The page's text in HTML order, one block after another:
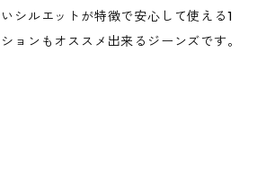
シルエットが特徴で安心して使える1
ョンもオススメ出来るジーンズです。